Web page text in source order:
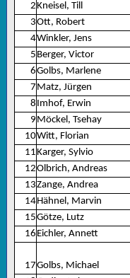
2Kneisel, Till
3Ott, Robert
4Winkler, Jens
5 Berger, Victor
6Golbs, Marlene
7 Matz, Jürgen
8 Imhof, Erwin
9 Möckel, Tsehay
10Witt, Florian
11Karger, Sylvio
12Olbrich, Andreas
13Zange, Andrea
14Hähnel, Marvin
15Götze, Lutz
16 Eichler, Annett
17Golbs, Michael